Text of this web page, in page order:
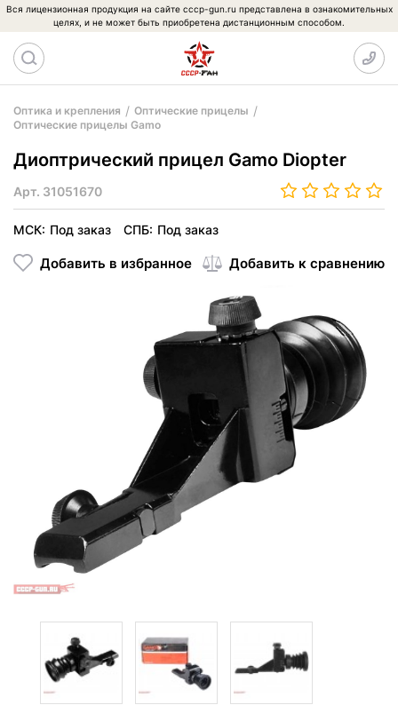
Вся лицензионная продукция на сайте cccp-gun.ru представлена в ознакомительных
целях, и не может быть приобретена дистанционным способом.
Оптика и крепления
Оптические прицелы
Оптические прицелы Gamo
Диоптрический прицел Gamo Diopter
Арт. 31051670
МСК: Под заказ СПБ: Под заказ
Добавить в избранное Добавить к сравнению